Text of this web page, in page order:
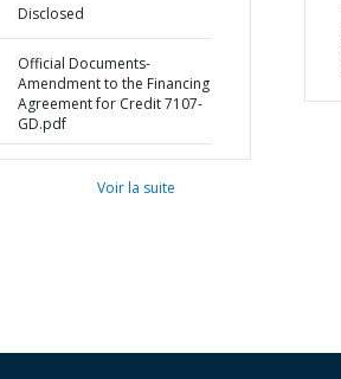
Disclosed
Official Documents-
Amendment to the Financing
Agreement for Credit 7107-
GD.pdf
Voir la suite